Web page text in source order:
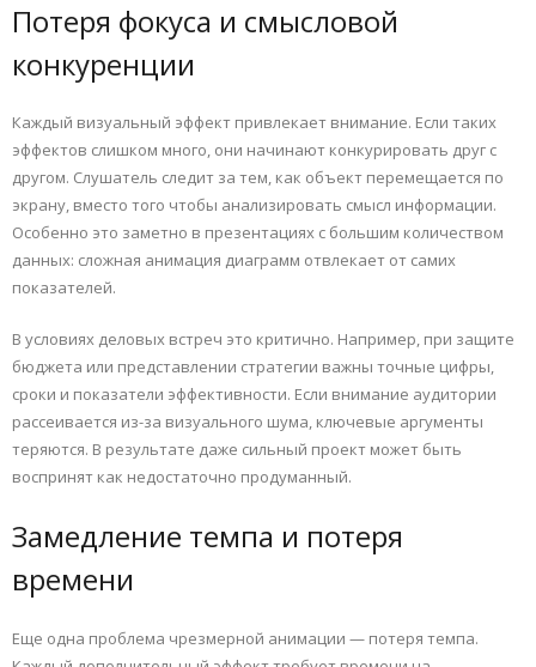
Потеря фокуса и смысловой
конкуренции
Каждый визуальный эффект привлекает внимание. Если таких
эффектов слишком много, они начинают конкурировать друг с
другом. Слушатель следит за тем, как объект перемещается по
экрану, вместо того чтобы анализировать смысл информации.
Особенно это заметно в презентациях с большим количеством
данных: сложная анимация диаграмм отвлекает от самих
показателей.
В условиях деловых встреч это критично. Например, при защите
бюджета или представлении стратегии важны точные цифры,
сроки и показатели эффективности. Если внимание аудитории
рассеивается из-за визуального шума, ключевые аргументы
теряются. В результате даже сильный проект может быть
воспринят как недостаточно продуманный.
Замедление темпа и потеря
времени
Еще одна проблема чрезмерной анимации — потеря темпа.